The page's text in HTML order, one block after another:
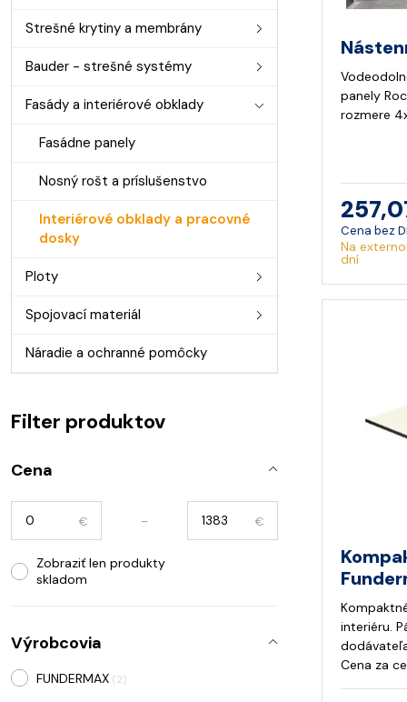
Strešné krytiny a membrány
Bauder - strešné systémy
Fasády a interiérové obklady
Fasádne panely
Nosný rošt a príslušenstvo
Interiérové obklady a pracovné
dosky
Ploty
Spojovací materiál
Náradie a ochranné pomôcky
Filter produktov
Cena
€ - €
Zobraziť len produkty
skladom
Výrobcovia
FUNDERMAX (2)
panely
rozmere
Cena bez
Na
dní
interiéru.
Cena za